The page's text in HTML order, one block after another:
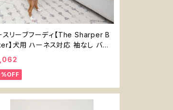
スリーブフーディ【The Sharper B
】犬用 ハーネス対応 袖なし バン
ブー モノクロ 犬デザイン